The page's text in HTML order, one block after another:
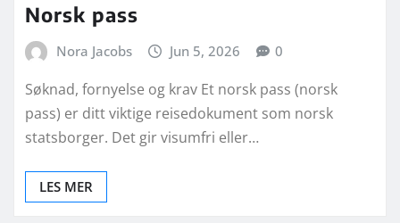
Norsk pass
Nora Jacobs Jun 5, 2026 0
Søknad, fornyelse og krav Et norsk pass (norsk
pass) er ditt viktige reisedokument som norsk
statsborger. Det gir visumfri eller…
LES MER